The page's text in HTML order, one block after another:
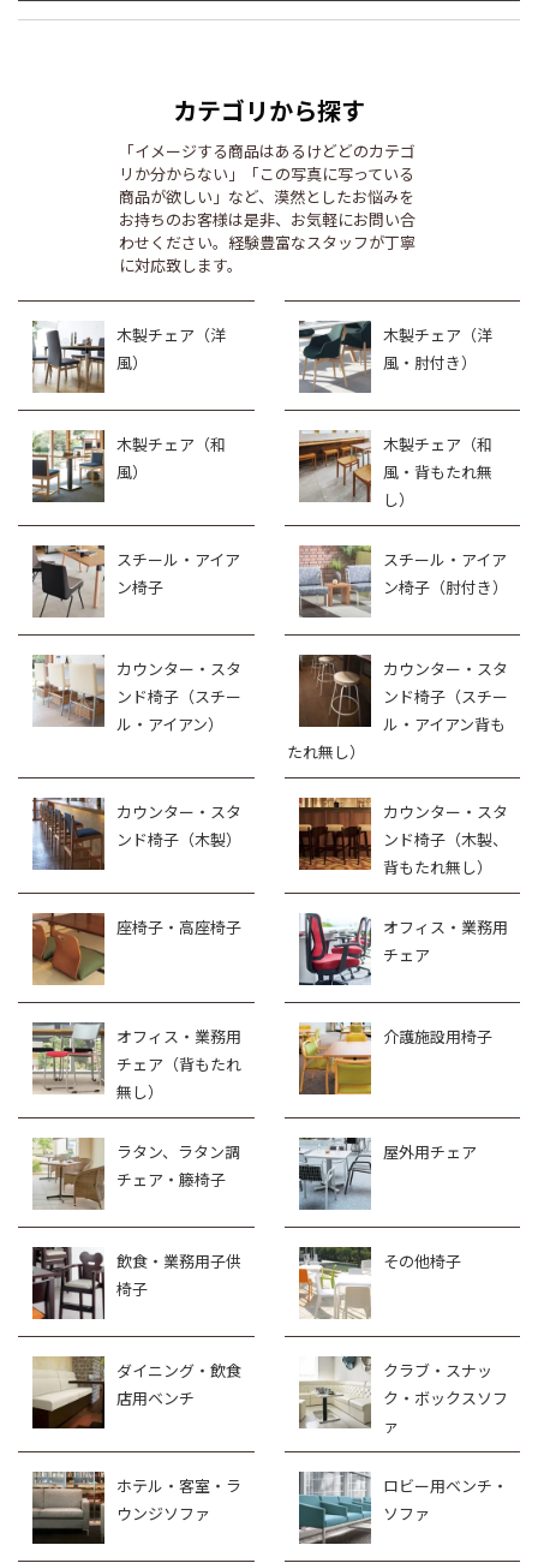
カテゴリから探す
「イメージする商品はあるけどどのカテゴ
リか分からない」「この写真に写っている
商品が欲しい」など、漠然としたお悩みを
お持ちのお客様は是非、お気軽にお問い合
わせください。経験豊富なスタッフが丁寧
に対応致します。
木製チェア（洋
風）
木製チェア（洋
風・肘付き）
木製チェア（和
風）
木製チェア（和
風・背もたれ無
し）
スチール・アイア
ン椅子
スチール・アイア
ン椅子（肘付き）
カウンター・スタ
ンド椅子（スチー
ル・アイアン）
カウンター・スタ
ンド椅子（スチー
ル・アイアン背も
たれ無し）
カウンター・スタ
ンド椅子（木製）
カウンター・スタ
ンド椅子（木製、
背もたれ無し）
座椅子・高座椅子
オフィス・業務用
チェア
オフィス・業務用
チェア（背もたれ
無し）
介護施設用椅子
ラタン、ラタン調
チェア・籐椅子
屋外用チェア
飲食・業務用子供
椅子
その他椅子
ダイニング・飲食
店用ベンチ
クラブ・スナッ
ク・ボックスソフ
ァ
ホテル・客室・ラ
ウンジソファ
ロビー用ベンチ・
ソファ